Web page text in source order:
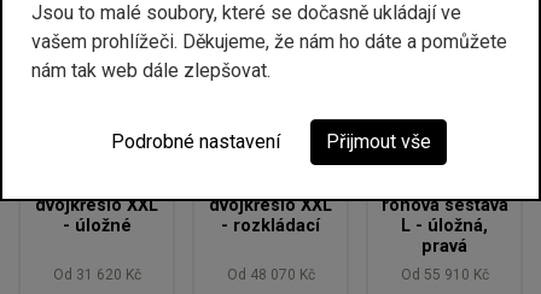
křeslo XXL -
rozkládací
Od 27 870 Kč
dvojkřeslo L -
úložné
Od 25 140 Kč
dvojkřeslo XL -
úložné
Od 28 380 Kč
dvojkřeslo XXL
- úložné
Od 31 620 Kč
dvojkřeslo XXL
- rozkládací
Od 48 070 Kč
rohová sestava
L - úložná,
pravá
Od 55 910 Kč
Jsou to malé soubory, které se dočasně ukládají ve
vašem prohlížeči. Děkujeme, že nám ho dáte a pomůžete
nám tak web dále zlepšovat.
Podrobné nastavení Přijmout vše